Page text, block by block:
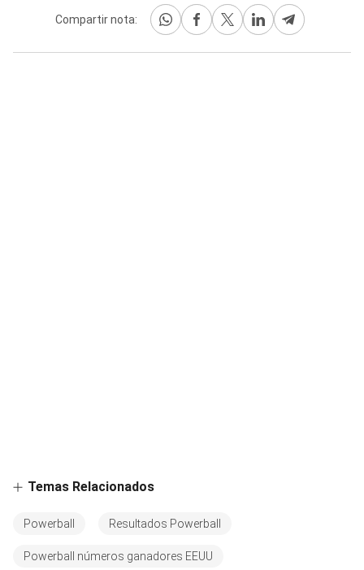
Compartir nota:
Temas Relacionados
Powerball Resultados Powerball
Powerball números ganadores EEUU